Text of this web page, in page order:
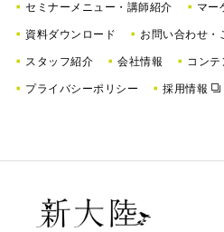
セミナーメニュー・講師紹介 マー
資料ダウンロード お問い合わせ・
スタッフ紹介 会社情報 コンテ
プライバシーポリシー 採用情報